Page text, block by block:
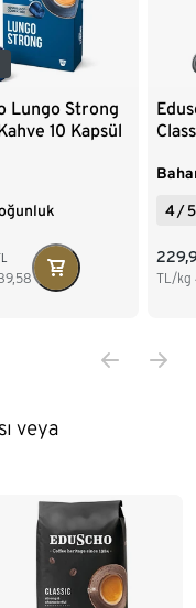
Lungo Strong
10 Kapsül
4/5
TL/kg
veya